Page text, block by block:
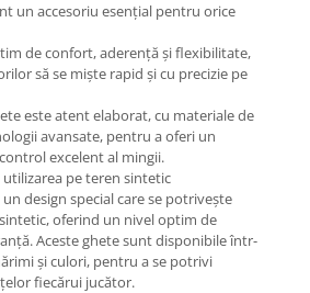
un accesoriu esențial pentru orice
de confort, aderență și flexibilitate,
să se miște rapid și cu precizie pe
este atent elaborat, cu materiale de
avansate, pentru a oferi un
excelent al mingii.
pe teren sintetic
design special care se potrivește
oferind un nivel optim de
Aceste ghete sunt disponibile într-
și culori, pentru a se potrivi
fiecărui jucător.